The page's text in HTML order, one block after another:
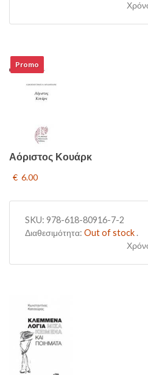
Promo
Αόριστος Κουάρκ
€ 6.00
SKU: 978-618-80916-7-2
Διαθεσιμότητα: Out of stock.